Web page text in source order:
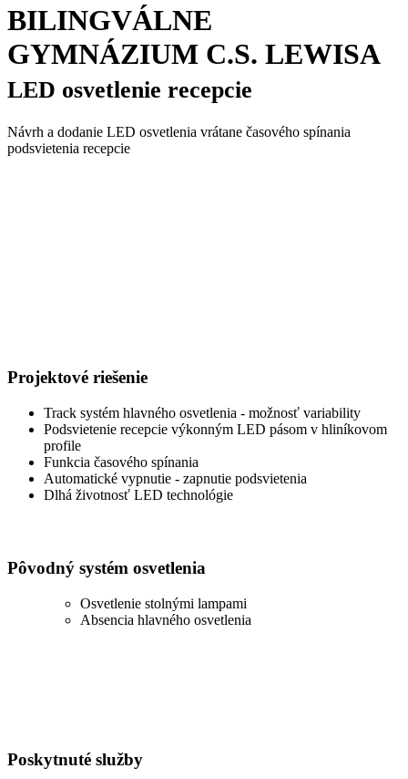
BILINGVÁLNE
GYMNÁZIUM C.S. LEWISA
LED osvetlenie recepcie
Návrh a dodanie LED osvetlenia vrátane časového spínania
podsvietenia recepcie
Projektové riešenie
Track systém hlavného osvetlenia - možnosť variability
Podsvietenie recepcie výkonným LED pásom v hliníkovom
profile
Funkcia časového spínania
Automatické vypnutie - zapnutie podsvietenia
Dlhá životnosť LED technológie
Pôvodný systém osvetlenia
Osvetlenie stolnými lampami
Absencia hlavného osvetlenia
Poskytnuté služby